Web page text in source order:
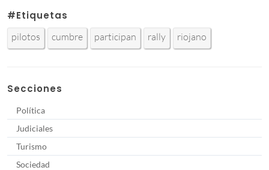
#Etiquetas
pilotos cumbre participan rally riojano
Secciones
Política
Judiciales
Turismo
Sociedad